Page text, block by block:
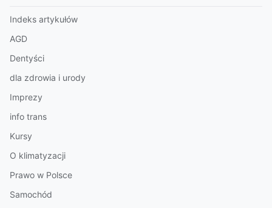
Indeks artykułów
AGD
Dentyści
dla zdrowia i urody
Imprezy
info trans
Kursy
O klimatyzacji
Prawo w Polsce
Samochód